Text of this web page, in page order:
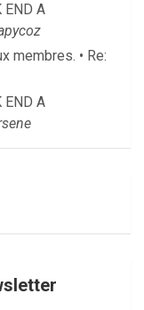
END A
membres. • Re:
END A